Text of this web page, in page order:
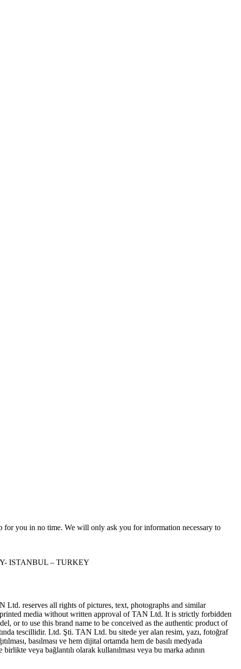
for you in no time. We will only ask you for information necessary to
ISTANBUL – TURKEY
reserves all rights of pictures, text, photographs and similar
media without written approval of TAN Ltd. It is strictly forbidden
or to use this brand name to be conceived as the authentic product of
tescillidir. Ltd. Şti. TAN Ltd. bu sitede yer alan resim, yazı, fotoğraf
basılması ve hem dijital ortamda hem de basılı medyada
veya bağlantılı olarak kullanılması veya bu marka adının